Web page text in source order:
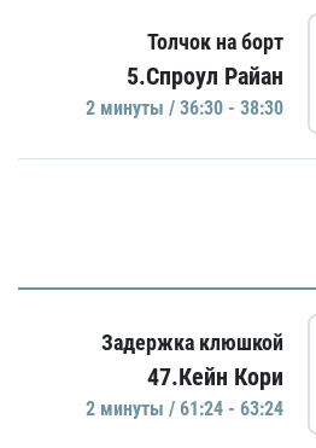
Толчок на борт
5.Спроул Райан
2 минуты / 36:30 - 38:30
Задержка клюшкой
47.Кейн Кори
2 минуты / 61:24 - 63:24